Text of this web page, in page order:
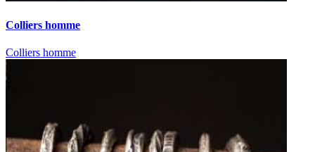
Colliers homme
Colliers homme